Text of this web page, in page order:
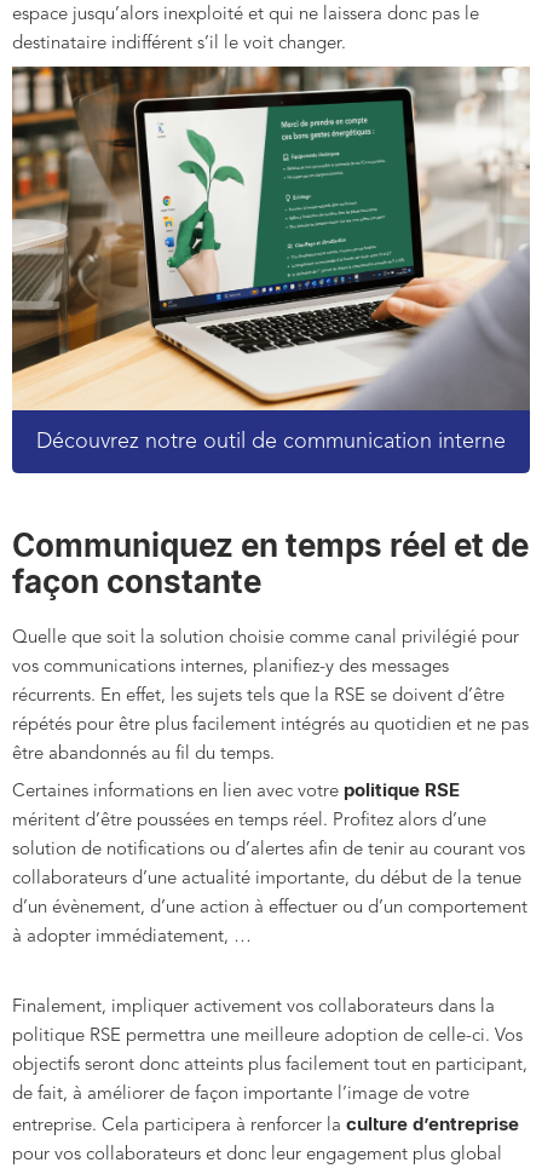
espace jusqu’alors inexploité et qui ne laissera donc pas le
destinataire indifférent s’il le voit changer.
Découvrez notre outil de communication interne
Communiquez en temps réel et de
façon constante
Quelle que soit la solution choisie comme canal privilégié pour
vos communications internes, planifiez-y des messages
récurrents. En effet, les sujets tels que la RSE se doivent d’être
répétés pour être plus facilement intégrés au quotidien et ne pas
être abandonnés au fil du temps.
Certaines informations en lien avec votre politique RSE
méritent d’être poussées en temps réel. Profitez alors d’une
solution de notifications ou d’alertes afin de tenir au courant vos
collaborateurs d’une actualité importante, du début de la tenue
d’un évènement, d’une action à effectuer ou d’un comportement
à adopter immédiatement, …
Finalement, impliquer activement vos collaborateurs dans la
politique RSE permettra une meilleure adoption de celle-ci. Vos
objectifs seront donc atteints plus facilement tout en participant,
de fait, à améliorer de façon importante l’image de votre
entreprise. Cela participera à renforcer la culture d’entreprise
pour vos collaborateurs et donc leur engagement plus global